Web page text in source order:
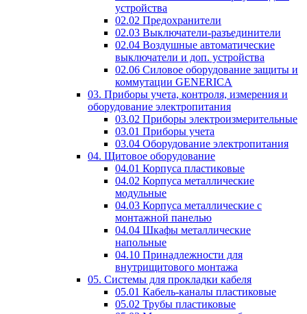
устройства
02.02 Предохранители
02.03 Выключатели-разъединители
02.04 Воздушные автоматические
выключатели и доп. устройства
02.06 Силовое оборудование защиты и
коммутации GENERICA
03. Приборы учета, контроля, измерения и
оборудование электропитания
03.02 Приборы электроизмерительные
03.01 Приборы учета
03.04 Оборудование электропитания
04. Щитовое оборудование
04.01 Корпуса пластиковые
04.02 Корпуса металлические
модульные
04.03 Корпуса металлические с
монтажной панелью
04.04 Шкафы металлические
напольные
04.10 Принадлежности для
внутрищитового монтажа
05. Системы для прокладки кабеля
05.01 Кабель-каналы пластиковые
05.02 Трубы пластиковые